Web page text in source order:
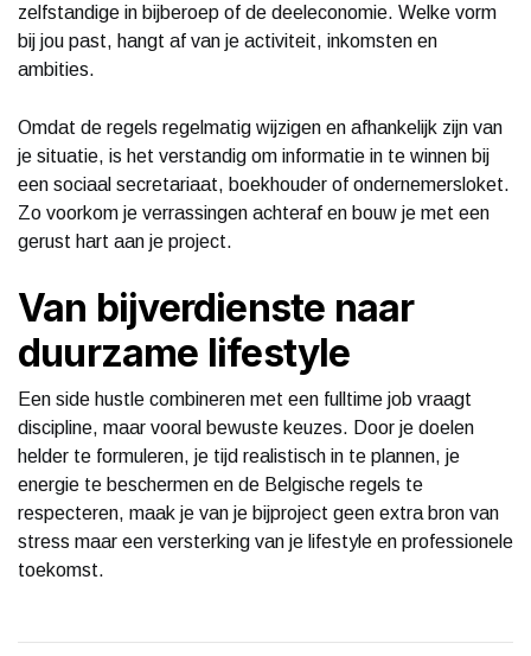
zelfstandige in bijberoep of de deeleconomie. Welke vorm
bij jou past, hangt af van je activiteit, inkomsten en
ambities.
Omdat de regels regelmatig wijzigen en afhankelijk zijn van
je situatie, is het verstandig om informatie in te winnen bij
een sociaal secretariaat, boekhouder of ondernemersloket.
Zo voorkom je verrassingen achteraf en bouw je met een
gerust hart aan je project.
Van bijverdienste naar
duurzame lifestyle
Een side hustle combineren met een fulltime job vraagt
discipline, maar vooral bewuste keuzes. Door je doelen
helder te formuleren, je tijd realistisch in te plannen, je
energie te beschermen en de Belgische regels te
respecteren, maak je van je bijproject geen extra bron van
stress maar een versterking van je lifestyle en professionele
toekomst.